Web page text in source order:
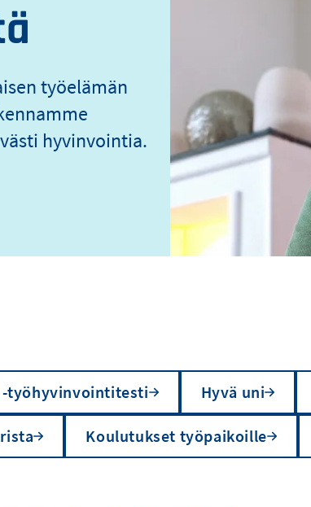
työelämän
hyvinvointia.
-työhyvinvointitesti Hyvä uni
Koulutukset työpaikoille